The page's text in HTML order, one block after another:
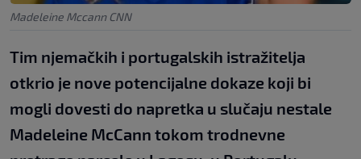
Madeleine Mccann CNN
Tim njemačkih i portugalskih istražitelja
otkrio je nove potencijalne dokaze koji bi
mogli dovesti do napretka u slučaju nestale
Madeleine McCann tokom trodnevne